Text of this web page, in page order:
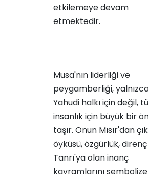
etkilemeye devam
etmektedir.
Musa'nın liderliği ve
peygamberliği,
Yahudi halkı için değil,
insanlık için büyük bir
taşır. Onun Mısır'dan
öyküsü, özgürlük,
Tanrı'ya olan inanç
kavramlarını